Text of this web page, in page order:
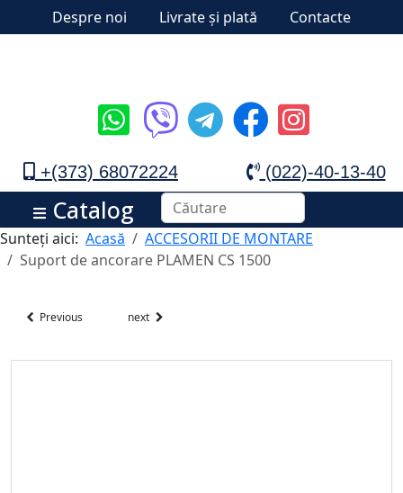
Despre noi Livrate și plată Contacte
+(373) 68072224 (022)-40-13-40
Catalog
Sunteți aici: Acasă
ACCESORII DE MONTARE
Suport de ancorare PLAMEN CS 1500
Previous next